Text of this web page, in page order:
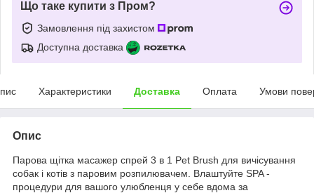
Що таке купити з Пром?
Замовлення під захистом
Доступна доставка
Характеристики Доставка Оплата Умови
Опис
Парова щітка масажер спрей 3 в 1 Pet Brush для вичісування
собак і котів з паровим розпилювачем. Влаштуйте SPA -
процедури для вашого улюбленця у себе вдома за